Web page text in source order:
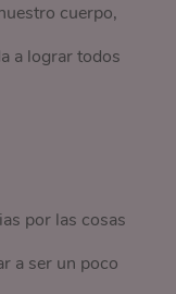
cuerpo,
a lograr todos
por las cosas
a ser un poco